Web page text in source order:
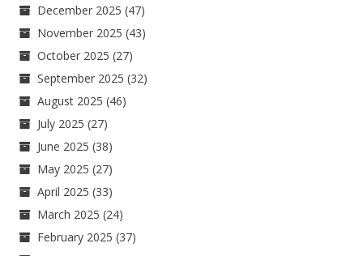
December 2025 (47)
November 2025 (43)
October 2025 (27)
September 2025 (32)
August 2025 (46)
July 2025 (27)
June 2025 (38)
May 2025 (27)
April 2025 (33)
March 2025 (24)
February 2025 (37)